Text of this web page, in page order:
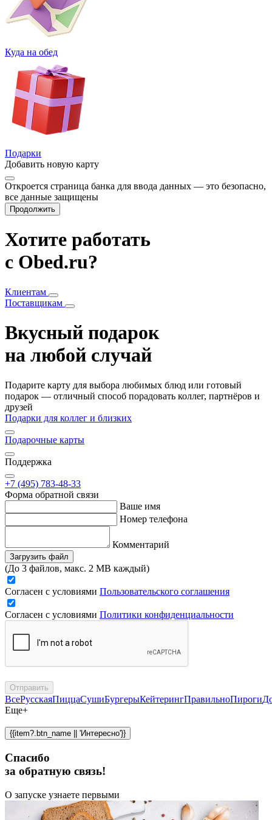
Куда на обед
Подарки
Добавить новую карту
Откроется страница банка для ввода данных — это безопасно,
все данные защищены
Продолжить
Хотите работать
с Obed.ru?
Клиентам
Поставщикам
Вкусный подарок
на любой случай
Подарите карту для выбора любимых блюд или готовый
подарок — отличный способ порадовать коллег, партнёров и
друзей
Подарки для коллег и близких
Подарочные карты
Поддержка
+7 (495) 783-48-33
Форма обратной связи
Ваше имя
Номер телефона
Комментарий
Загрузить файл
(До 3 файлов, макс. 2 MB каждый)
Согласен с условиями Пользовательского соглашения
Согласен с условиями Политики конфиденциальности
Отправить
ВсеРусскаяПиццаСушиБургерыКейтерингПравильноПироги
Еще+
{{item?.btn_name || 'Интересно'}}
Спасибо
за обратную связь!
О запуске узнаете первыми